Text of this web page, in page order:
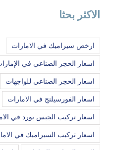
الاكثر بحثا
ارخص سيراميك في الامارات
اسعار الحجر الصناعي في
اسعار الحجر الصناعي للواجهات
اسعار الفورسيلنج في الامارات
اسعار تركيب الجبس بورد في
اسعار تركيب السيراميك في